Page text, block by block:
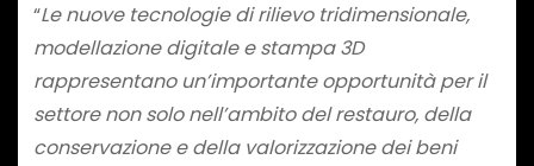
“Le nuove tecnologie di rilievo tridimensionale,
modellazione digitale e stampa 3D
rappresentano un’importante opportunità per il
settore non solo nell’ambito del restauro, della
conservazione e della valorizzazione dei beni